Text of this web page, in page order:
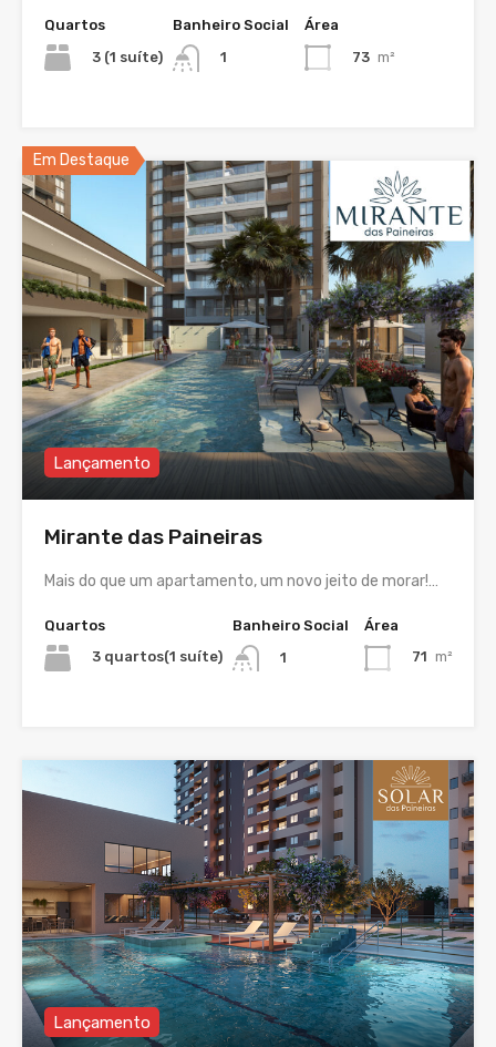
Quartos
3 (1 suíte)
Banheiro Social
1
Área
73 m²
Em Destaque
Lançamento
Mirante das Paineiras
Mais do que um apartamento, um novo jeito de morar!…
Quartos
3 quartos(1 suíte)
Banheiro Social
1
Área
71 m²
Lançamento